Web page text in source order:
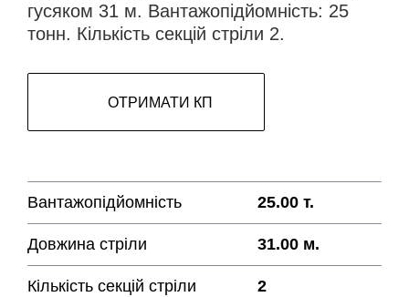
гусяком 31 м. Вантажопідйомність: 25
тонн. Кількість секцій стріли 2.
ОТРИМАТИ КП
Вантажопідйомність 25.00 т.
Довжина стріли 31.00 м.
Кількість секцій стріли 2